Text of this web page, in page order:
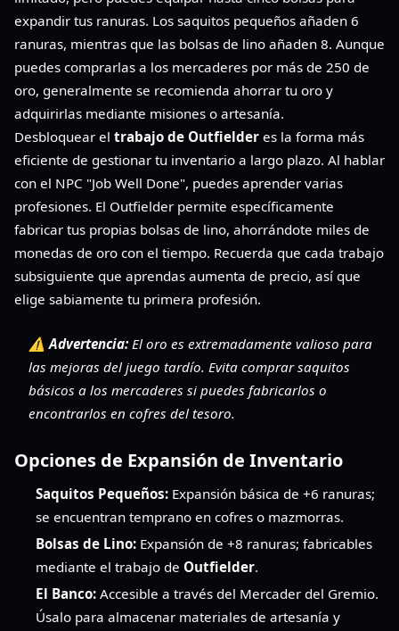
expandir tus ranuras. Los saquitos pequeños añaden 6
ranuras, mientras que las bolsas de lino añaden 8. Aunque
puedes comprarlas a los mercaderes por más de 250 de
oro, generalmente se recomienda ahorrar tu oro y
adquirirlas mediante misiones o artesanía.
Desbloquear el trabajo de Outfielder es la forma más
eficiente de gestionar tu inventario a largo plazo. Al hablar
con el NPC "Job Well Done", puedes aprender varias
profesiones. El Outfielder permite específicamente
fabricar tus propias bolsas de lino, ahorrándote miles de
monedas de oro con el tiempo. Recuerda que cada trabajo
subsiguiente que aprendas aumenta de precio, así que
elige sabiamente tu primera profesión.
⚠️ Advertencia:El oro es extremadamente valioso para
las mejoras del juego tardío. Evita comprar saquitos
básicos a los mercaderes si puedes fabricarlos o
encontrarlos en cofres del tesoro.
Opciones de Expansión de Inventario
Saquitos Pequeños: Expansión básica de +6 ranuras;
se encuentran temprano en cofres o mazmorras.
Bolsas de Lino: Expansión de +8 ranuras; fabricables
mediante el trabajo de Outfielder.
El Banco: Accesible a través del Mercader del Gremio.
Úsalo para almacenar materiales de artesanía y